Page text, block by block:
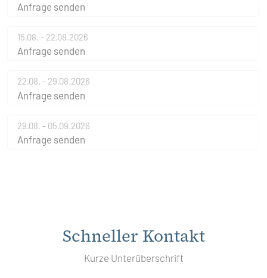
Anfrage senden
15.08. - 22.08.2026
Anfrage senden
22.08. - 29.08.2026
Anfrage senden
29.08. - 05.09.2026
Anfrage senden
Schneller Kontakt
Kurze Unterüberschrift